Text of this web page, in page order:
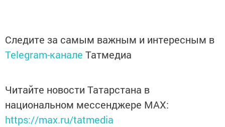
Следите за самым важным и интересным в
Telegram-канале Татмедиа
Читайте новости Татарстана в
национальном мессенджере MАХ:
https://max.ru/tatmedia